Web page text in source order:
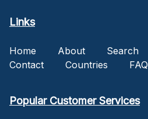
Links
Home About Search
Contact
Countries FAQ
Popular Customer Services